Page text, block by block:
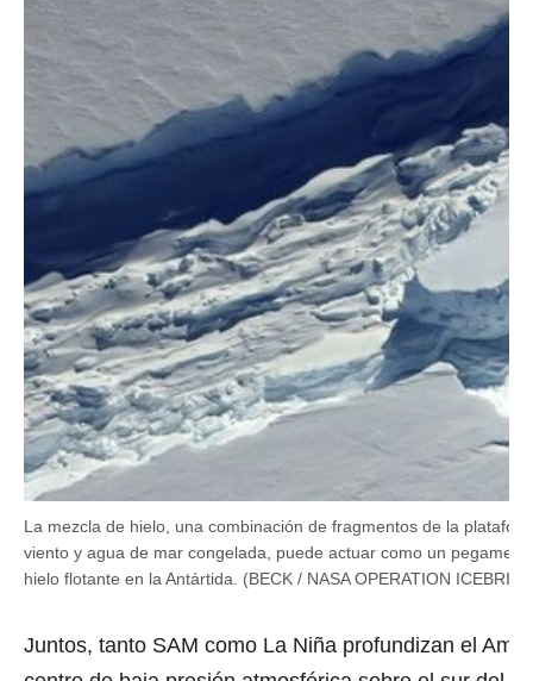
La mezcla de hielo, una combinación de fragmentos de la
viento y agua de mar congelada, puede actuar como un
hielo flotante en la Antártida. (BECK / NASA OPERATION
Juntos, tanto SAM como La Niña profundizan el